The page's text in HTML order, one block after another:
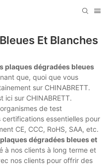
Et Blanches
plaques dégradées bleues
que, quoi que vous
sur CHINABRETT.
ici sur CHINABRETT.
de test
essentielles pour
CE, CCC, RoHS, SAA, etc.
dégradées bleues et
à nos clients à long terme et
nos clients pour offrir des